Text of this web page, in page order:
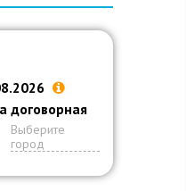
договорная
Выберите
город